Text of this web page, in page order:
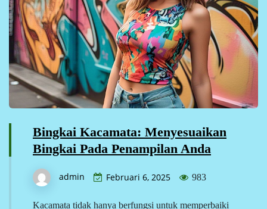
Bingkai Kacamata: Menyesuaikan
Bingkai Pada Penampilan Anda
admin Februari 6, 2025 983
Kacamata tidak hanya berfungsi untuk memperbaiki